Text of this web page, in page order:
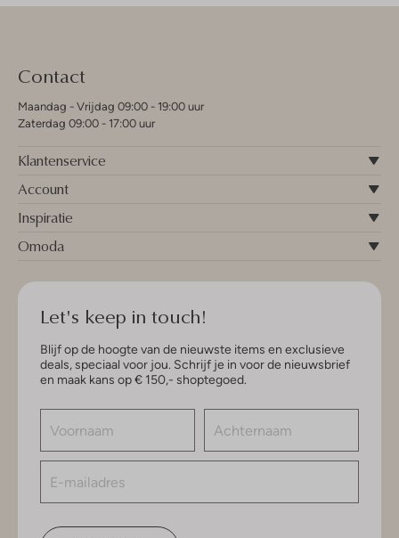
Contact
Maandag - Vrijdag 09:00 - 19:00 uur
Zaterdag 09:00 - 17:00 uur
Klantenservice
Account
Inspiratie
Omoda
Let's keep in touch!
Blijf op de hoogte van de nieuwste items en exclusieve
deals, speciaal voor jou. Schrijf je in voor de nieuwsbrief
en maak kans op € 150,- shoptegoed.